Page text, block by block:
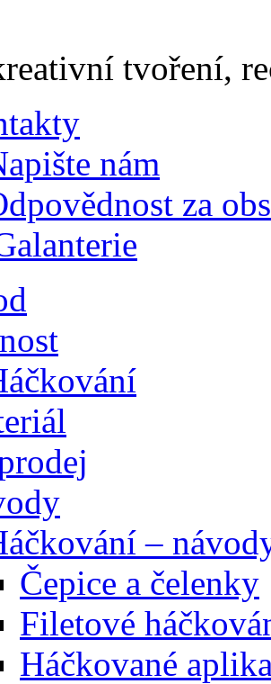
tvoření,
nám
za
–
Čepice a čelenky
Filetové
Háčkované